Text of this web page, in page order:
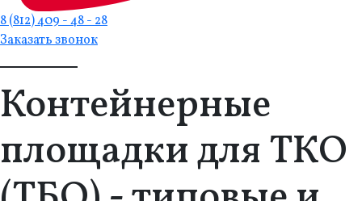
8 (812) 409 - 48 - 28
Заказать звонок
Контейнерные
площадки для ТКО